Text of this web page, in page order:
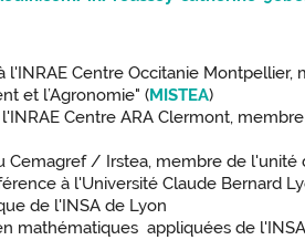
Centre Occitanie Montpellier,
et l’Agronomie" (MISTEA)
Centre ARA Clermont,
Cemagref / Irstea, membre de
à l'Université Claude Bernard
de l'INSA de Lyon
mathématiques appliquées de